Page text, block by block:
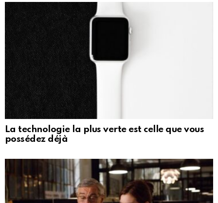
La technologie la plus verte est celle que vous
possédez déjà